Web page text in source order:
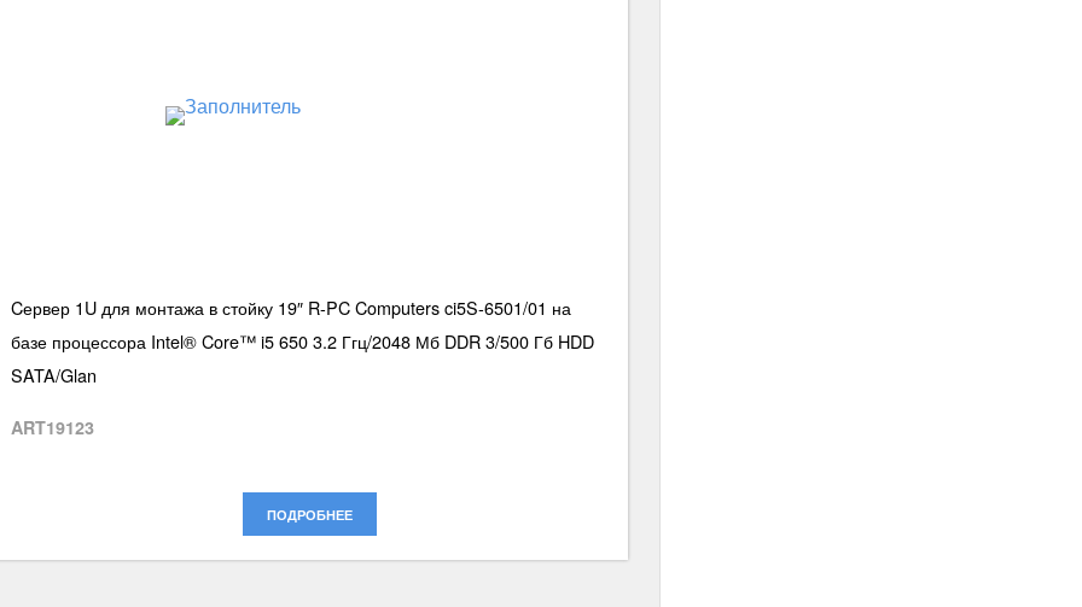
Cервер 1U для монтажа в стойку 19″ R-PC Computers ci5S-6501/01 на
базе процессора Intel® Core™ i5 650 3.2 Ггц/2048 Мб DDR 3/500 Гб HDD
SATA/Glan
ART19123
ПОДРОБНЕЕ